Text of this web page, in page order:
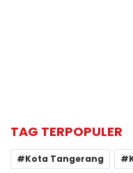
TAG TERPOPULER
Kota Tangerang